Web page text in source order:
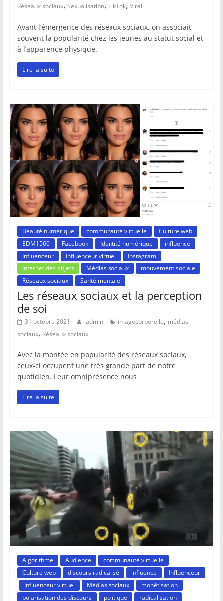
Réseaux sociaux, Sexualisation, TikTok, Viral
Avant l’émergence des réseaux sociaux, on associait
souvent la popularité chez les jeunes au statut social et
à l’apparence physique.
Lire la suite
Beauté numérique communauté virtuelle
Culture web
EDM1560
Facebook Identité numérique
influence
Influenceur
Influenceur virtuel
Instagram
Internet des objets
Médias sociaux
mouvement sociale
Réseaux sociaux
Santé mentale
Les réseaux sociaux et la perception
de soi
31 octobre 2021 admin imagecorporelle, médias
sociaux, Réseaux sociaux
Avec la montée en popularité des réseaux sociaux,
ceux-ci occupent une très grande part de notre
quotidien. Leur omniprésence nous
Lire la suite
Algorithme Audience
communauté virtuelle
Culture web
discours radicalisé influence
Influenceur
Influenceur virtuel
Médias sociaux
monétisation
polarisation des discours
politique radicalisation